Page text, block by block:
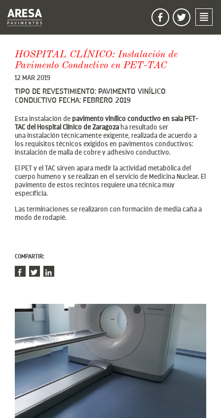
Sígueme enSígueme
HOSPITAL CLÍNICO: Instalación de
Pavimento Conductivo en PET-TAC
12 MAR 2019
TIPO DE REVESTIMIENTO: PAVIMENTO VINÍLICO
CONDUCTIVO FECHA: FEBRERO 2019
Esta instalación de pavimento vinílico conductivo en sala PET-
TAC del Hospital Clínico de Zaragoza ha resultado ser
una instalación técnicamente exigente, realizada de acuerdo a
los requisitos técnicos exigidos en pavimentos conductivos:
instalación de malla de cobre y adhesivo conductivo.
El PET y el TAC sirven apara medir la actividad metabólica del
cuerpo humeno y se realizan en el servicio de Medicina Nuclear. El
pavimento de estos recintos requiere una técnica muy
específicia.
Las terminaciones se realizaron con formación de media caña a
modo de rodapié.
COMPARTIR:
Aresa
Pavimentos
by:
Aresa
Pavimentos